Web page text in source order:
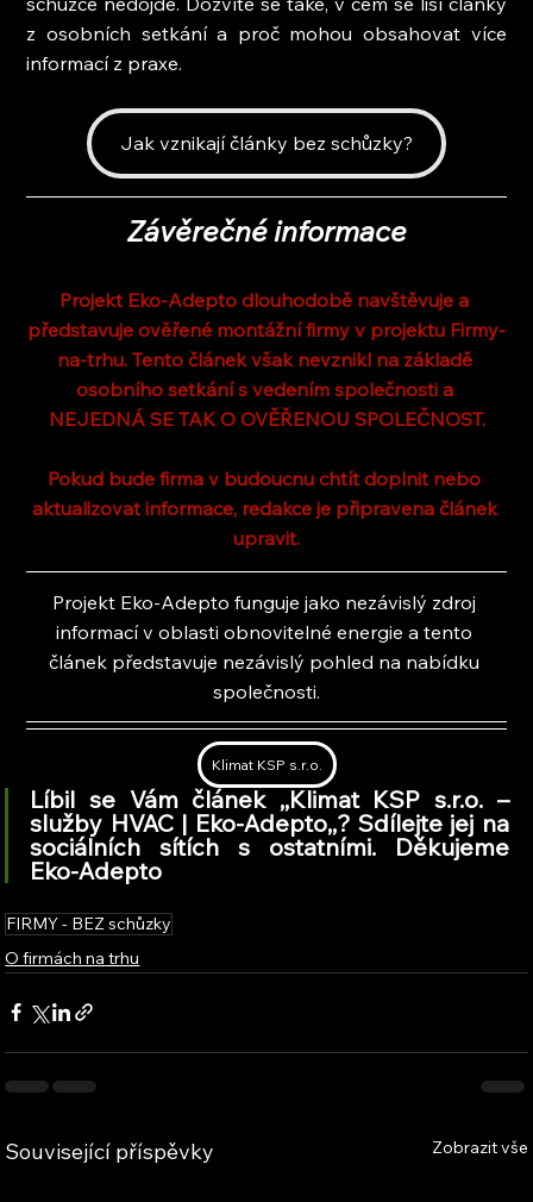
z osobních setkání a proč mohou obsahovat více
informací z praxe.
Jak vznikají články bez schůzky?
Závěrečné informace
Projekt Eko-Adepto dlouhodobě navštěvuje a
představuje ověřené montážní firmy v projektu Firmy-
na-trhu. Tento článek však nevznikl na základě
osobního setkání s vedením společnosti a
NEJEDNÁ SE TAK O OVĚŘENOU SPOLEČNOST.
Pokud bude firma v budoucnu chtít doplnit nebo
aktualizovat informace, redakce je připravena článek
upravit.
Projekt Eko-Adepto funguje jako nezávislý zdroj
informací v oblasti obnovitelné energie a tento
článek představuje nezávislý pohled na nabídku
společnosti.
Klimat KSP s.r.o.
Líbil se Vám článek ,,Klimat KSP s.r.o. –
služby HVAC | Eko-Adepto,,? Sdílejte jej na
sociálních sítích s ostatními. Děkujeme
Eko-Adepto
FIRMY - BEZ schůzky
O firmách na trhu
Související příspěvky Zobrazit vše